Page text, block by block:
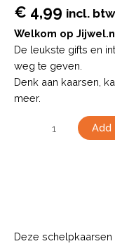
€ 4,99 incl. btw
Welkom op
De leukste gifts en
weg te geven.
Denk aan kaarsen,
meer.
Add
Deze